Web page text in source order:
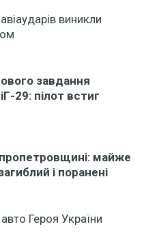
виникли
завдання
29: пілот встиг
майже
і поранені
Героя України